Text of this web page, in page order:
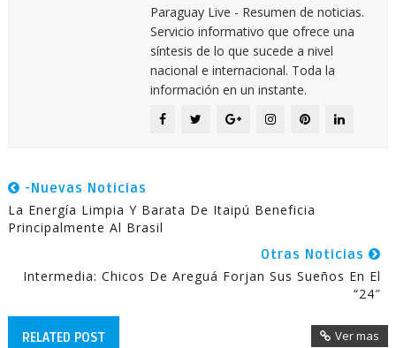
Paraguay Live - Resumen de noticias.
Servicio informativo que ofrece una
síntesis de lo que sucede a nivel
nacional e internacional. Toda la
información en un instante.
-Nuevas Noticias
La Energía Limpia Y Barata De Itaipú Beneficia
Principalmente Al Brasil
Otras Noticias
Intermedia: Chicos De Areguá Forjan Sus Sueños En El
“24″
RELATED POST Ver mas